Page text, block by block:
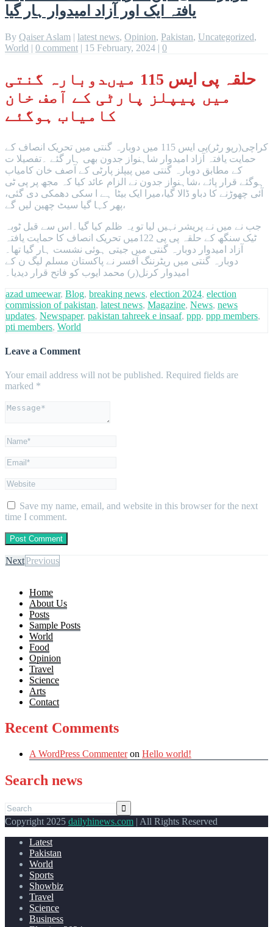
یافتہ ایک اور آزاد امیدوار ہار گیا
By Qaiser Aslam | latest news, Opinion, Pakistan, Uncategorized,
World | 0 comment | 15 February, 2024 | 0
حلقہ پی ایس 115 میںدوبارہ گنتی
میں پیپلز پارٹی کے آصف خان
کامیاب ہوگئے
کراچی(رپو رٹر)پی ایس 115 میں دوبارہ گنتی میں تحریک انصاف کے
حمایت یافتہ آزاد امیدوار شاہنواز جدون بھی ہار گئے ۔تفصیلا ت
کے مطابق دوبارہ گنتی میں پیپلز پارٹی کے آصف خان کامیاب
ہوگئے قرار پائے ،شاہنواز جدون نے الزام عائد کیا کہ مجھ پر پی ٹی
آئی چھوڑنے کا دباو ڈالا گیا،میرا ایک بیٹا ہے ا سکی دھمکی دی گئی،
پھر کہا گیا سیٹ چھین لیں گے،
جب نے میں نے پریشر نہیں لیا تو یہ ظلم کیا گیا۔اس سے قبل ٹوبہ
ٹیک سنگھ کے حلقہ پی پی 122میں تحریک انصاف کا حمایت یافتہ
آزاد امیدوار دوبارہ گنتی میں جیتی ہوئی نشست ہار گیا تھا۔
دوبارہ گنتی میں ریٹرننگ آفسر نے پاکستان مسلم لیگ ن کے
امیدوار کرنل(ر) محمد ایوب کو فاتح قرار دیدیا۔
azad umeewar, Blog, breaking news, election 2024, election
commission of pakistan, latest news, Magazine, News, news
updates, Newspaper, pakistan tahreek e insaaf, ppp, ppp members,
pti members, World
Leave a Comment
Your email address will not be published. Required fields are
marked *
Save my name, email, and website in this browser for the next
time I comment.
NextPrevious
Home
About Us
Posts
Sample Posts
World
Food
Opinion
Travel
Science
Arts
Contact
Recent Comments
A WordPress Commenteron Hello world!
Search news
Copyright 2025 dailyhinews.com | All Rights Reserved
Latest
Pakistan
World
Sports
Showbiz
Travel
Science
Business